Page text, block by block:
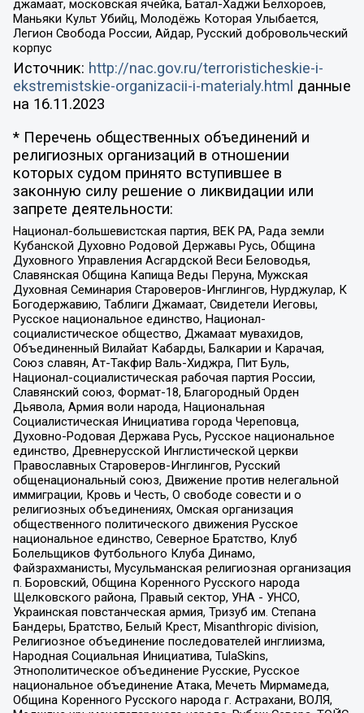
джамаат, московская ячейка, Батал-Хаджи Белхороев,
Маньяки Культ Убийц, Молодёжь Которая Улыбается,
Легион Свобода России, Айдар, Русский добровольческий
корпус
Источник: http://nac.gov.ru/terroristicheskie-i-
ekstremistskie-organizacii-i-materialy.html данные
на 16.11.2023
* Перечень общественных объединений и
религиозных организаций в отношении
которых судом принято вступившее в
законную силу решение о ликвидации или
запрете деятельности:
Национал-большевистская партия, ВЕК РА, Рада земли
Кубанской Духовно Родовой Державы Русь, Община
Духовного Управления Асгардской Веси Беловодья,
Славянская Община Капища Веды Перуна, Мужская
Духовная Семинария Староверов-Инглингов, Нурджулар, К
Богодержавию, Таблиги Джамаат, Свидетели Иеговы,
Русское национальное единство, Национал-
социалистическое общество, Джамаат мувахидов,
Объединенный Вилайат Кабарды, Балкарии и Карачая,
Союз славян, Ат-Такфир Валь-Хиджра, Пит Буль,
Национал-социалистическая рабочая партия России,
Славянский союз, Формат-18, Благородный Орден
Дьявола, Армия воли народа, Национальная
Социалистическая Инициатива города Череповца,
Духовно-Родовая Держава Русь, Русское национальное
единство, Древнерусской Инглистической церкви
Православных Староверов-Инглингов, Русский
общенациональный союз, Движение против нелегальной
иммиграции, Кровь и Честь, О свободе совести и о
религиозных объединениях, Омская организация
общественного политического движения Русское
национальное единство, Северное Братство, Клуб
Болельщиков Футбольного Клуба Динамо,
Файзрахманисты, Мусульманская религиозная организация
п. Боровский, Община Коренного Русского народа
Щелковского района, Правый сектор, УНА - УНСО,
Украинская повстанческая армия, Тризуб им. Степана
Бандеры, Братство, Белый Крест, Misanthropic division,
Религиозное объединение последователей инглиизма,
Народная Социальная Инициатива, TulaSkins,
Этнополитическое объединение Русские, Русское
национальное объединение Атака, Мечеть Мирмамеда,
Община Коренного Русского народа г. Астрахани, ВОЛЯ,